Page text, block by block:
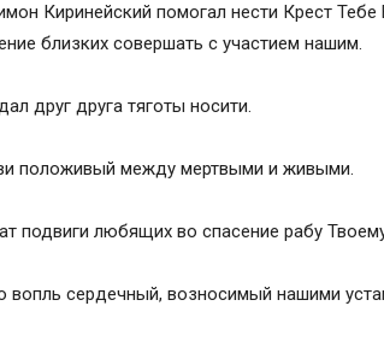
Киринейский помогал нести Крест Тебе
близких совершать с участием нашим.
друг друга тяготы носити.
положивый между мертвыми и живыми.
подвиги любящих во спасение рабу
вопль сердечный, возносимый нашими